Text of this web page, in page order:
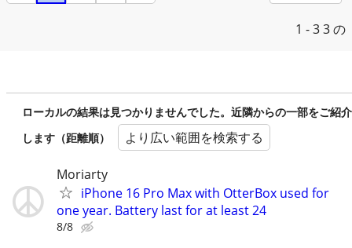
1 - 33 の
ローカルの結果は見つかりませんでした。近隣からの一部をご紹介
します（距離順）
より広い範囲を検索する
Moriarty
iPhone 16 Pro Max with OtterBox used for
one year. Battery last for at least 24
8/8